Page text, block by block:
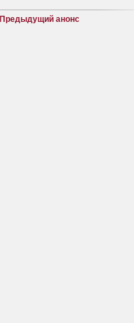
Предыдущий анонс